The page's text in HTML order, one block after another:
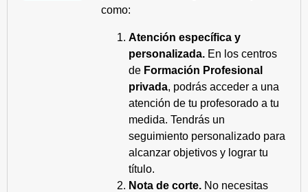
como:
Atención específica y
personalizada. En los centros
de Formación Profesional
privada, podrás acceder a una
atención de tu profesorado a tu
medida. Tendrás un
seguimiento personalizado para
alcanzar objetivos y lograr tu
título.
Nota de corte. No necesitas